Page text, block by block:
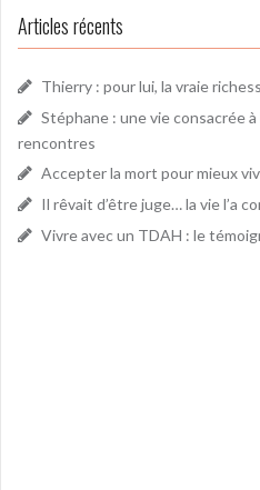
Articles récents
Thierry : pour lui, la vraie
Stéphane : une vie consacrée
rencontres
Accepter la mort pour mieux
Il rêvait d’être juge… la vie l’a
Vivre avec un TDAH : le